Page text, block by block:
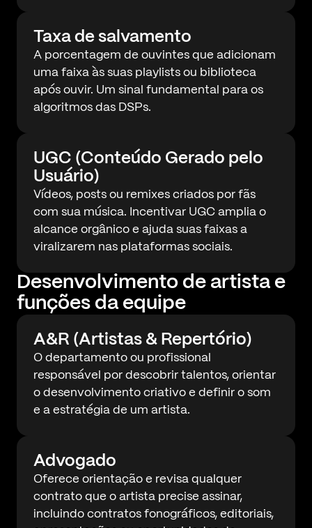
Taxa de salvamento
A porcentagem de ouvintes que adicionam
uma faixa às suas playlists ou biblioteca
após ouvir. Um sinal fundamental para os
algoritmos das DSPs.
UGC (Conteúdo Gerado pelo
Usuário)
Vídeos, posts ou remixes criados por fãs
com sua música. Incentivar UGC amplia o
alcance orgânico e ajuda suas faixas a
viralizarem nas plataformas sociais.
Desenvolvimento de artista e
funções da equipe
A&R (Artistas & Repertório)
O departamento ou profissional
responsável por descobrir talentos, orientar
o desenvolvimento criativo e definir o som
e a estratégia de um artista.
Advogado
Oferece orientação e revisa qualquer
contrato que o artista precise assinar,
incluindo contratos fonográficos, editoriais,